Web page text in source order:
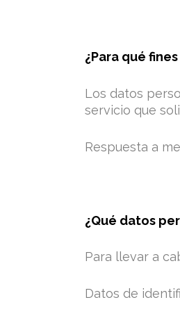
¿Para qué
Los datos
servicio que
Respuesta a
¿Qué datos
Para llevar a
Datos de